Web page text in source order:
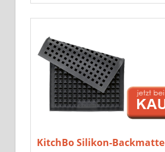
KitchBo Silikon-Backmatte